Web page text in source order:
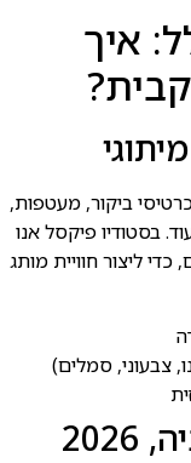
איך
ביקור, מעטפות,
בסטודיו פיקסל אנו
ליצור חוויית מותג
צבעוני, סמלים)